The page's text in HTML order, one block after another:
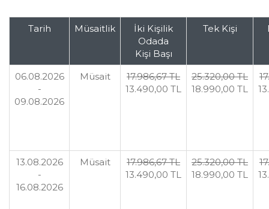
Tarih Müsaitlik
İki Kişilik
Odada
Kişi Başı
Tek Kişi
06.08.2026
-
09.08.2026
Müsait 17.986,67TL
13.490,00 TL
25.320,00TL
18.990,00 TL
13.08.2026
-
16.08.2026
Müsait 17.986,67TL
13.490,00 TL
25.320,00TL
18.990,00 TL